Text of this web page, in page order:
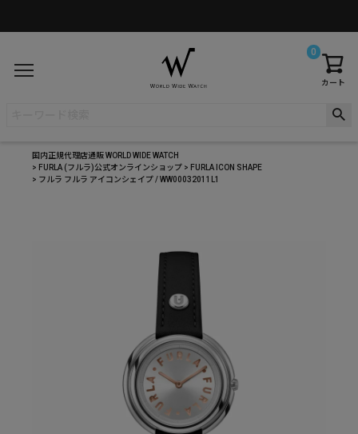
カート
0
国内正規代理店通販 WORLD WIDE WATCH
FURLA (フルラ)公式オンラインショップ
FURLA ICON SHAPE
フルラ フルラ アイコンシェイプ / WW00032011L1